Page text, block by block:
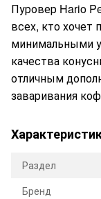
Пуровер Hario
всех, кто хочет
минимальными
качества
отличным
заваривания
Раздел
Бренд